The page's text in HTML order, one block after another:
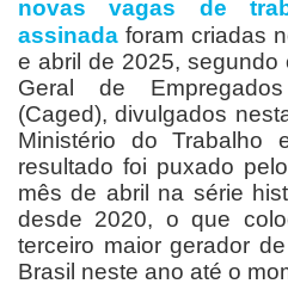
novas vagas de
assinada foram criadas
e abril de 2025,
Geral de
(Caged), divulgados
Ministério do Trabalho
resultado foi puxado
mês de abril na série
desde 2020, o que
terceiro maior gerador
Brasil neste ano até o